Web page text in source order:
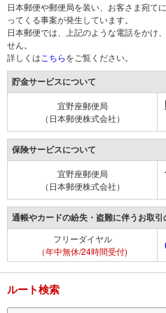
日本郵便や郵便局を装い、お客さま宛て
ってくる事案が発生しています。
日本郵便では、上記のような電話をかけ
せん。
詳しくは こちらをご覧ください。
貯金サービスについて
宜野座郵便局
（日本郵便株式会社）
保険サービスについて
宜野座郵便局
（日本郵便株式会社）
通帳やカードの紛失・盗難に伴うお取引
フリーダイヤル
（年中無休/24時間受付)
ルート検索